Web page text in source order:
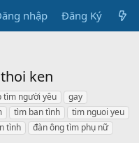
nhập Đăng Ký
ken
tìm người yêu
gay
tìm ban tình
tim nguoi yeu
tình đàn ông tìm phụ nữ